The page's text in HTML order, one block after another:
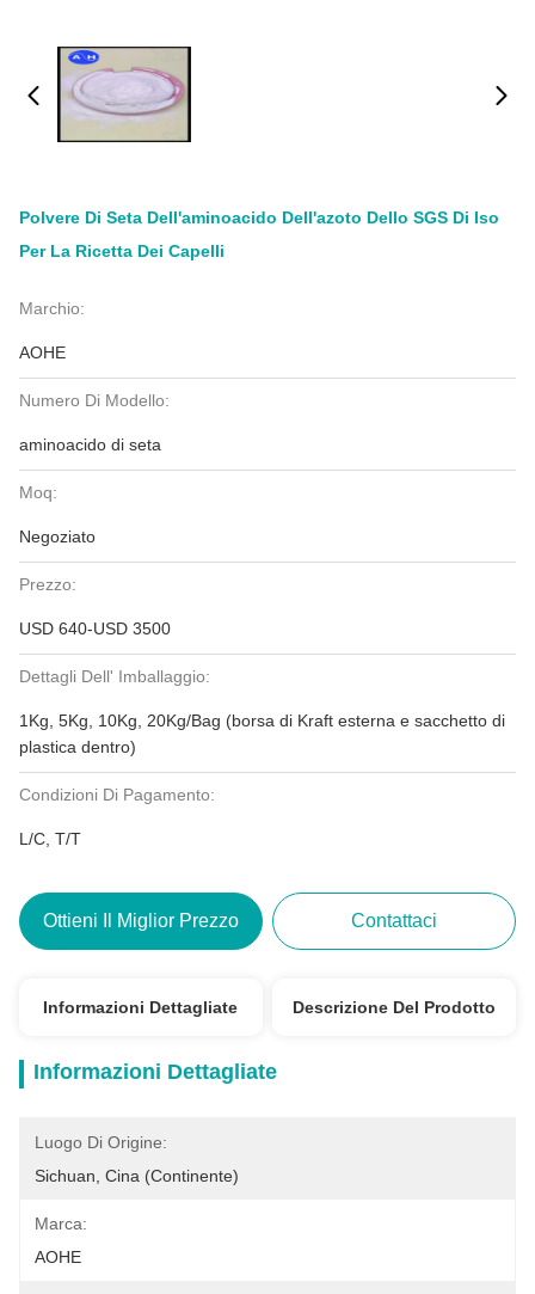
Polvere Di Seta Dell'aminoacido Dell'azoto Dello SGS Di Iso
Per La Ricetta Dei Capelli
Marchio:
AOHE
Numero Di Modello:
aminoacido di seta
Moq:
Negoziato
Prezzo:
USD 640-USD 3500
Dettagli Dell' Imballaggio:
1Kg, 5Kg, 10Kg, 20Kg/Bag (borsa di Kraft esterna e sacchetto di
plastica dentro)
Condizioni Di Pagamento:
L/C, T/T
Ottieni Il Miglior Prezzo Contattaci
Informazioni Dettagliate Descrizione Del Prodotto
Informazioni Dettagliate
Luogo Di Origine:
Sichuan, Cina (continente)
Marca:
AOHE